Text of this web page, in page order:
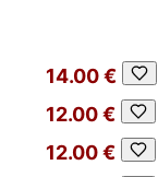
14.00 €
12.00 €
12.00 €